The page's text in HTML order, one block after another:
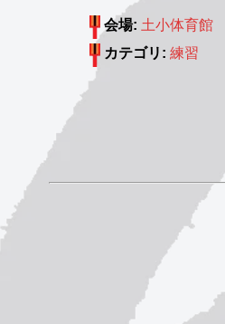
会場: 土小体育館
カテゴリ: 練習